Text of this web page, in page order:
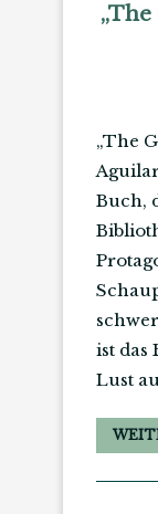
„The
Buch,
ist das
Lust